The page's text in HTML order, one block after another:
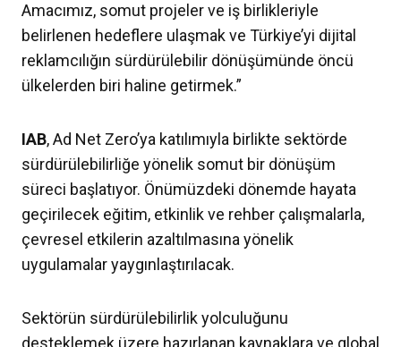
Amacımız, somut projeler ve iş birlikleriyle
belirlenen hedeflere ulaşmak ve Türkiye’yi dijital
reklamcılığın sürdürülebilir dönüşümünde öncü
ülkelerden biri haline getirmek.”
IAB, Ad Net Zero’ya katılımıyla birlikte sektörde
sürdürülebilirliğe yönelik somut bir dönüşüm
süreci başlatıyor. Önümüzdeki dönemde hayata
geçirilecek eğitim, etkinlik ve rehber çalışmalarla,
çevresel etkilerin azaltılmasına yönelik
uygulamalar yaygınlaştırılacak.
Sektörün sürdürülebilirlik yolculuğunu
desteklemek üzere hazırlanan kaynaklara ve global